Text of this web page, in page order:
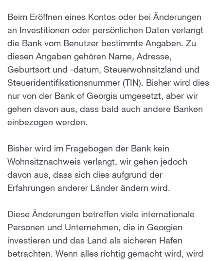
Beim Eröffnen eines Kontos oder bei Änderungen
an Investitionen oder persönlichen Daten verlangt
die Bank vom Benutzer bestimmte Angaben. Zu
diesen Angaben gehören Name, Adresse,
Geburtsort und -datum, Steuerwohnsitzland und
Steueridentifikationsnummer (TIN). Bisher wird dies
nur von der Bank of Georgia umgesetzt, aber wir
gehen davon aus, dass bald auch andere Banken
einbezogen werden.
Bisher wird im Fragebogen der Bank kein
Wohnsitznachweis verlangt, wir gehen jedoch
davon aus, dass sich dies aufgrund der
Erfahrungen anderer Länder ändern wird.
Diese Änderungen betreffen viele internationale
Personen und Unternehmen, die in Georgien
investieren und das Land als sicheren Hafen
betrachten. Wenn alles richtig gemacht wird, wird